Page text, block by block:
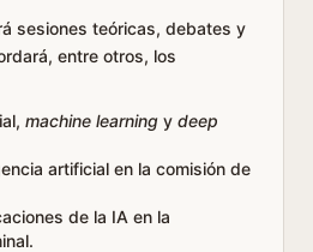
sesiones teóricas, debates y
entre otros, los
machine learning y deep
artificial en la comisión de
de la IA en la